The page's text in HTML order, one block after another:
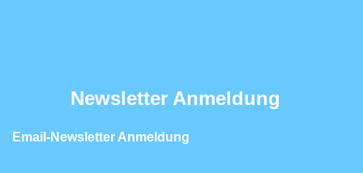
Newsletter Anmeldung
Email-Newsletter Anmeldung